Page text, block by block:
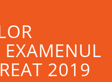
2019